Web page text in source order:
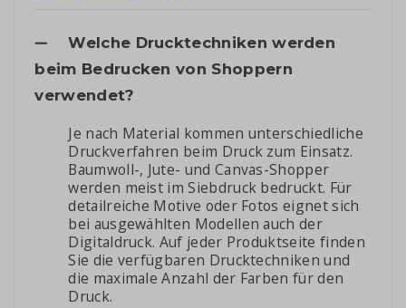
Welche Drucktechniken werden
beim Bedrucken von Shoppern
verwendet?
Je nach Material kommen unterschiedliche
Druckverfahren beim Druck zum Einsatz.
Baumwoll-, Jute- und Canvas-Shopper
werden meist im Siebdruck bedruckt. Für
detailreiche Motive oder Fotos eignet sich
bei ausgewählten Modellen auch der
Digitaldruck. Auf jeder Produktseite finden
Sie die verfügbaren Drucktechniken und
die maximale Anzahl der Farben für den
Druck.